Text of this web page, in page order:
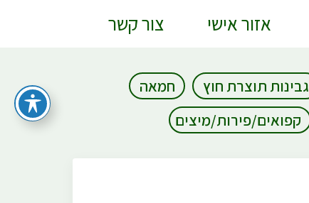
אזור אישי צור קשר
גבינות תוצרת חוץ
חמאה
קפואים/פירות/מיצים